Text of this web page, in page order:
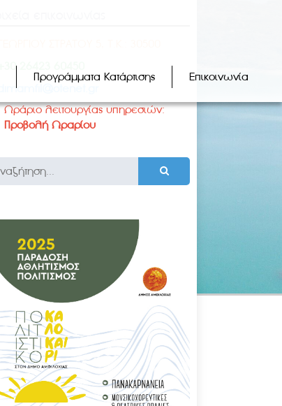
Προγράμματα Κατάρτισης Επικοινωνία
+30 26423 60450
dimamfil@otenet.gr
Ωράριο λειτουργίας υπηρεσιών:
Προβολή Ωραρίου